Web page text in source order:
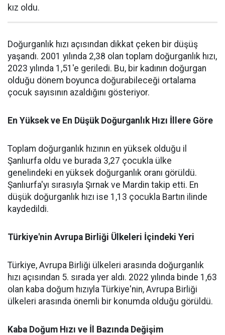
kız oldu.
Doğurganlık hızı açısından dikkat çeken bir düşüş
yaşandı. 2001 yılında 2,38 olan toplam doğurganlık hızı,
2023 yılında 1,51'e geriledi. Bu, bir kadının doğurgan
olduğu dönem boyunca doğurabileceği ortalama
çocuk sayısının azaldığını gösteriyor.
En Yüksek ve En Düşük Doğurganlık Hızı İllere Göre
Toplam doğurganlık hızının en yüksek olduğu il
Şanlıurfa oldu ve burada 3,27 çocukla ülke
genelindeki en yüksek doğurganlık oranı görüldü.
Şanlıurfa'yı sırasıyla Şırnak ve Mardin takip etti. En
düşük doğurganlık hızı ise 1,13 çocukla Bartın ilinde
kaydedildi.
Türkiye'nin Avrupa Birliği Ülkeleri İçindeki Yeri
Türkiye, Avrupa Birliği ülkeleri arasında doğurganlık
hızı açısından 5. sırada yer aldı. 2022 yılında binde 1,63
olan kaba doğum hızıyla Türkiye'nin, Avrupa Birliği
ülkeleri arasında önemli bir konumda olduğu görüldü.
Kaba Doğum Hızı ve İl Bazında Değişim